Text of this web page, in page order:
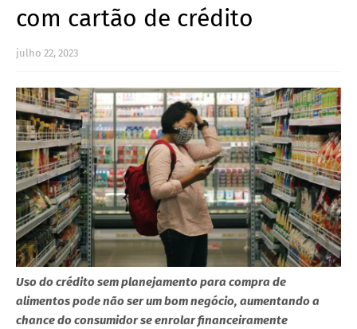
com cartão de crédito
julho 22, 2023
Uso do crédito sem planejamento para compra de
alimentos pode não ser um bom negócio, aumentando a
chance do consumidor se enrolar financeiramente